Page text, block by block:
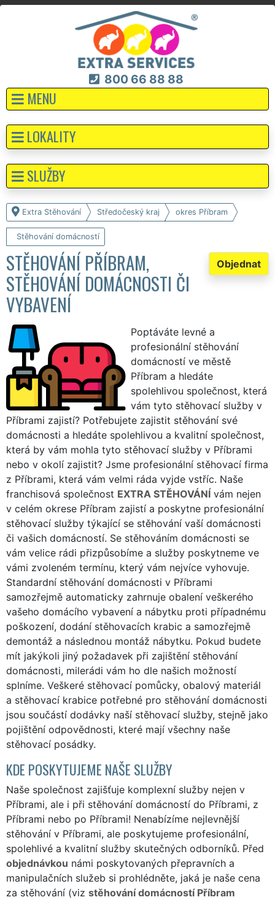
800 66 88 88
MENU
Extra Stěhování Středočeský kraj okres Příbram
Stěhování domácností
Objednat
STĚHOVÁNÍ PŘÍBRAM,
STĚHOVÁNÍ DOMÁCNOSTI ČI
VYBAVENÍ
Poptáváte levné a
profesionální stěhování
domácností ve městě
Příbram a hledáte
spolehlivou společnost, která
vám tyto stěhovací služby v
Příbrami zajistí? Potřebujete zajistit stěhování své
domácnosti a hledáte spolehlivou a kvalitní společnost,
která by vám mohla tyto stěhovací služby v Příbrami
nebo v okolí zajistit? Jsme profesionální stěhovací firma
z Příbrami, která vám velmi ráda vyjde vstříc. Naše
franchisová společnost EXTRA STĚHOVÁNÍ vám nejen
v celém okrese Příbram zajistí a poskytne profesionální
stěhovací služby týkající se stěhování vaší domácnosti
či vašich domácností. Se stěhováním domácnosti se
vám velice rádi přizpůsobíme a služby poskytneme ve
vámi zvoleném termínu, který vám nejvíce vyhovuje.
Standardní stěhování domácnosti v Příbrami
samozřejmě automaticky zahrnuje obalení veškerého
vašeho domácího vybavení a nábytku proti případnému
poškození, dodání stěhovacích krabic a samozřejmě
demontáž a následnou montáž nábytku. Pokud budete
mít jakýkoli jiný požadavek při zajištění stěhování
domácnosti, milerádi vám ho dle našich možností
splníme. Veškeré stěhovací pomůcky, obalový materiál
a stěhovací krabice potřebné pro stěhování domácnosti
jsou součástí dodávky naší stěhovací služby, stejně jako
pojištění odpovědnosti, které mají všechny naše
stěhovací posádky.
KDE POSKYTUJEME NAŠE SLUŽBY
Naše společnost zajišťuje komplexní služby nejen v
Příbrami, ale i při stěhování domácností do Příbrami, z
Příbrami nebo po Příbrami! Nenabízíme nejlevnější
stěhování v Příbrami, ale poskytujeme profesionální,
spolehlivé a kvalitní služby skutečných odborníků. Před
objednávkou námi poskytovaných přepravních a
manipulačních služeb si prohlédněte, jaká je naše cena
za stěhování (viz stěhování domácností Příbram
LOKALITY
SLUŽBY